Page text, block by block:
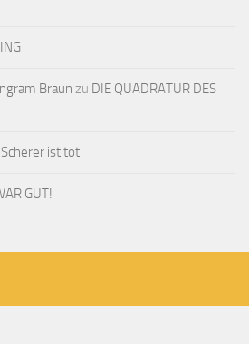
Braun zu DIE QUADRATUR DES
Scherer ist tot
GUT!